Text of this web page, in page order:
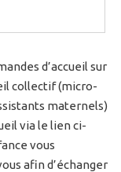
d’accueil sur
collectif (micro-
maternels)
via le lien ci-
vous
afin d’échanger